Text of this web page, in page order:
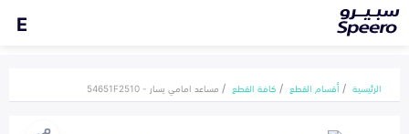
E
الرئيسية أقسام القطع كافة القطع مساعد امامي يسار - 54651F2510